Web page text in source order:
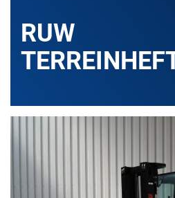
RUW